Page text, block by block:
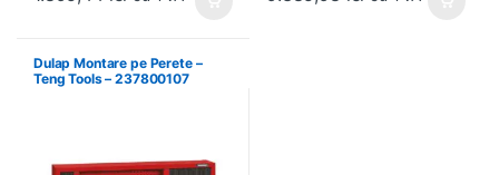
Dulap Montare pe Perete –
Teng Tools – 237800107